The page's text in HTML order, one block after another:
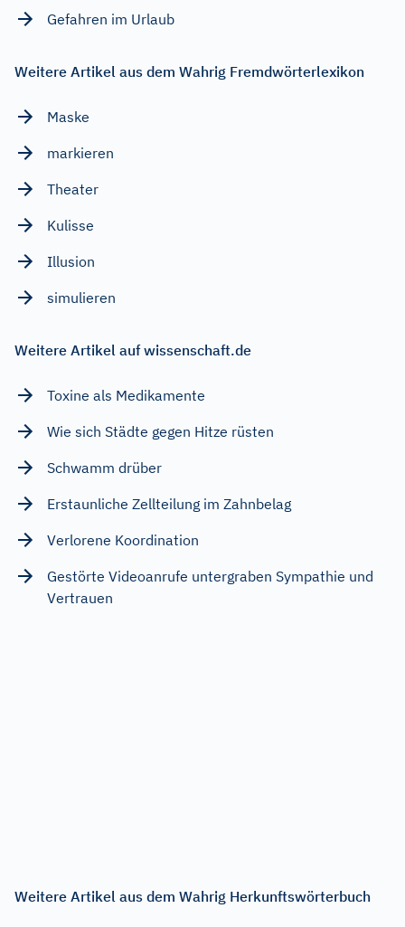
Gefahren im Urlaub
Weitere Artikel aus dem Wahrig Fremdwörterlexikon
Maske
markieren
Theater
Kulisse
Illusion
simulieren
Weitere Artikel auf wissenschaft.de
Toxine als Medikamente
Wie sich Städte gegen Hitze rüsten
Schwamm drüber
Erstaunliche Zellteilung im Zahnbelag
Verlorene Koordination
Gestörte Videoanrufe untergraben Sympathie und
Vertrauen
Weitere Artikel aus dem Wahrig Herkunftswörterbuch